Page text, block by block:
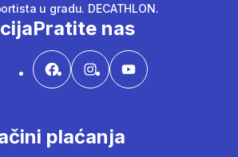
u gradu. DECATHLON.
Pratite nas
plaćanja